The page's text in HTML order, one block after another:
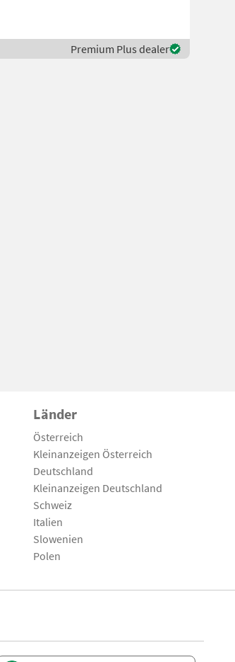
Premium Plus dealer
Länder
Österreich
Kleinanzeigen Österreich
Deutschland
Kleinanzeigen Deutschland
Schweiz
Italien
Slowenien
Polen